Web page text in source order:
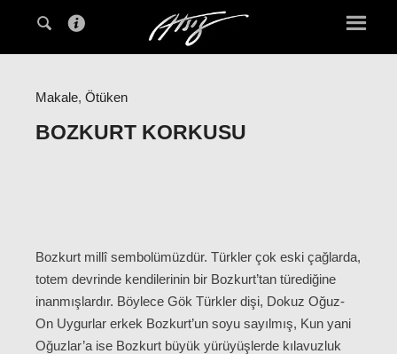
Makale, Ötüken
BOZKURT KORKUSU
Bozkurt millî sembolümüzdür. Türkler çok eski çağlarda,
totem devrinde kendilerinin bir Bozkurt’tan türediğine
inanmışlardır. Böylece Gök Türkler dişi, Dokuz Oğuz-
On Uygurlar erkek Bozkurt’un soyu sayılmış, Kun yani
Oğuzlar’a ise Bozkurt büyük yürüyüşlerde kılavuzluk